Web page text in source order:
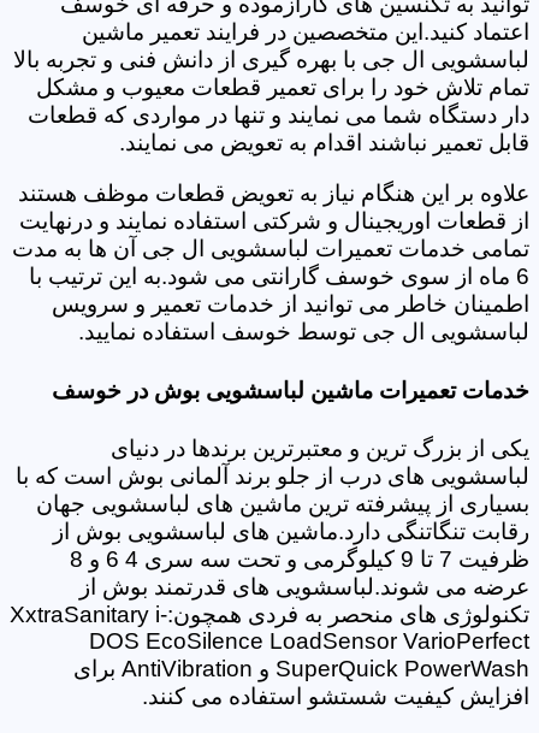
اعتماد کنید.این متخصصین در فرایند تعمیر ماشین
لباسشویی ال جی با بهره گیری از دانش فنی و تجربه بالا
تمام تلاش خود را برای تعمیر قطعات معیوب و مشکل
دار دستگاه شما می نمایند و تنها در مواردی که قطعات
قابل تعمیر نباشند اقدام به تعویض می نمایند.
علاوه بر این هنگام نیاز به تعویض قطعات موظف هستند
از قطعات اوریجینال و شرکتی استفاده نمایند و درنهایت
تمامی خدمات تعمیرات لباسشویی ال جی آن ها به مدت
6 ماه از سوی خوسف گارانتی می شود.به این ترتیب با
اطمینان خاطر می توانید از خدمات تعمیر و سرویس
لباسشویی ال جی توسط خوسف استفاده نمایید.
خدمات تعمیرات ماشین لباسشویی بوش در خوسف
یکی از بزرگ ترین و معتبرترین برندها در دنیای
لباسشویی های درب از جلو برند آلمانی بوش است که با
بسیاری از پیشرفته ترین ماشین های لباسشویی جهان
رقابت تنگاتنگی دارد.ماشین های لباسشویی بوش از
ظرفیت 7 تا 9 کیلوگرمی و تحت سه سری 4 6 و 8
عرضه می شوند.لباسشویی های قدرتمند بوش از
تکنولوژی های منحصر به فردی همچون:XxtraSanitary i-
DOS EcoSilence LoadSensor VarioPerfect
SuperQuick PowerWash و AntiVibration برای
افزایش کیفیت شستشو استفاده می کنند.